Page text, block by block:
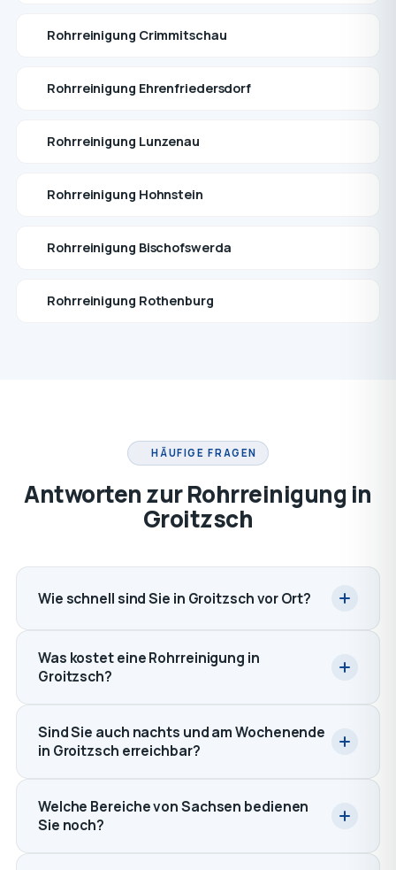
Rohrreinigung Crimmitschau
Rohrreinigung Ehrenfriedersdorf
Rohrreinigung Lunzenau
Rohrreinigung Hohnstein
Rohrreinigung Bischofswerda
Rohrreinigung Rothenburg
HÄUFIGE FRAGEN
Antworten zur Rohrreinigung in
Groitzsch
Wie schnell sind Sie in Groitzsch vor Ort?
Was kostet eine Rohrreinigung in
Groitzsch?
Sind Sie auch nachts und am Wochenende
in Groitzsch erreichbar?
Welche Bereiche von Sachsen bedienen
Sie noch?